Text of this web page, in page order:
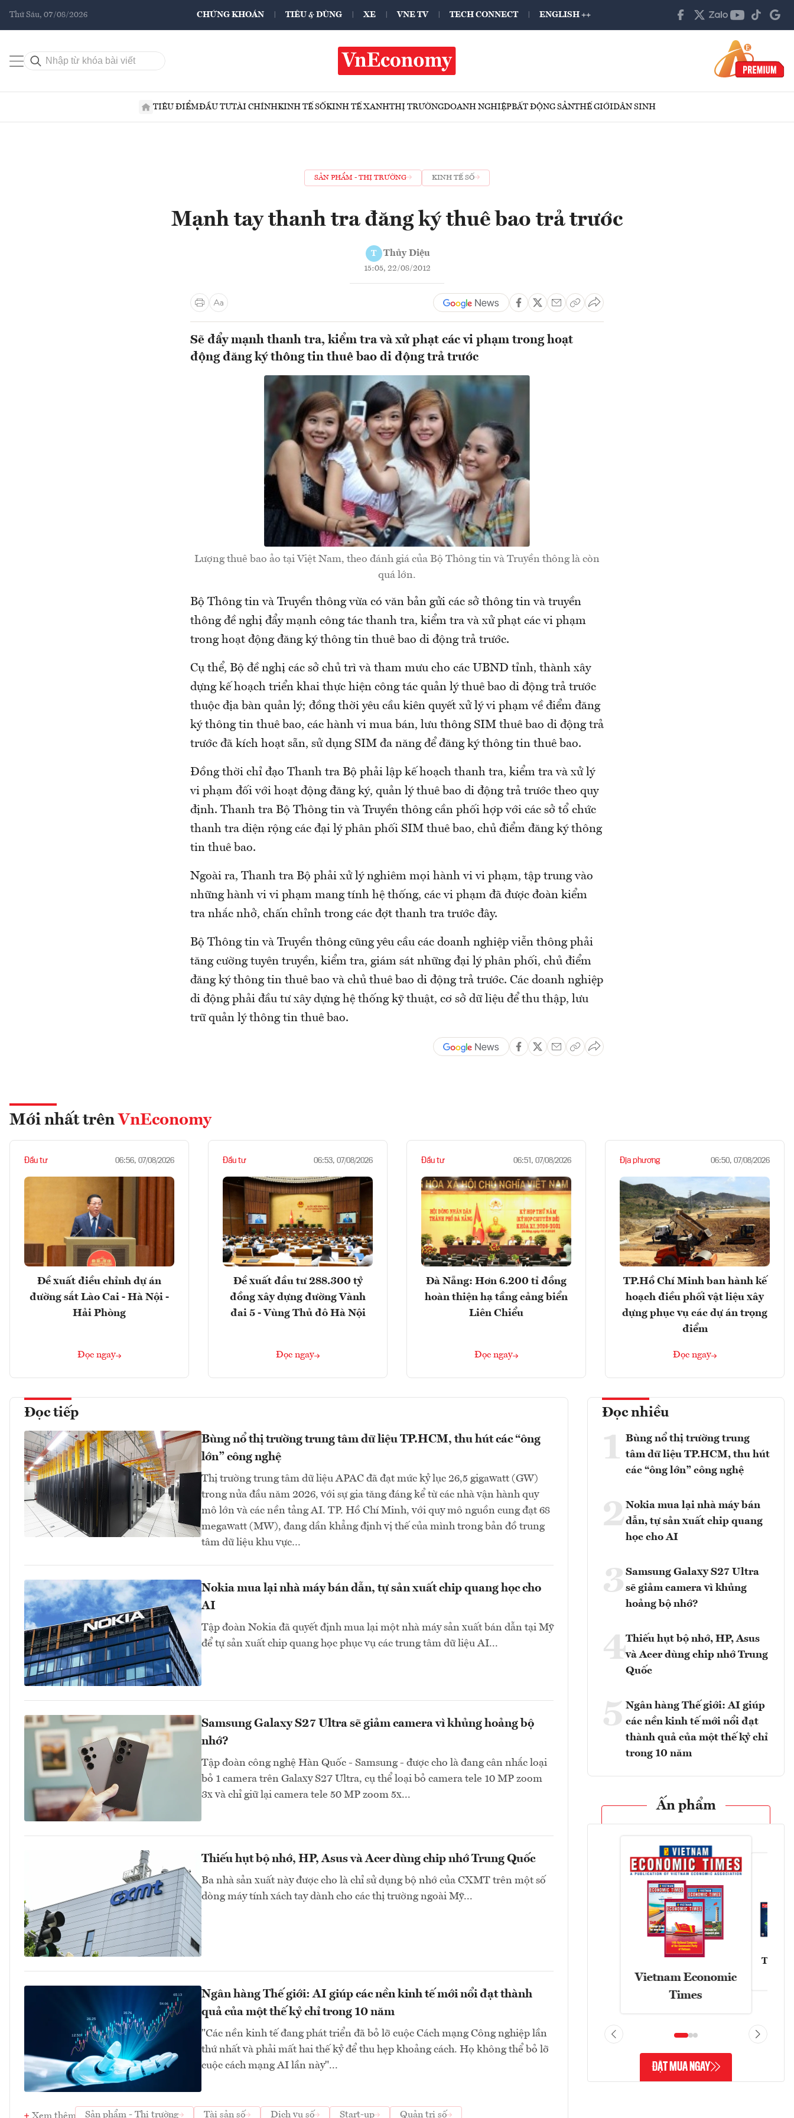
Thứ Sáu, 07/08/2026 CHỨNG KHOÁN TIÊU & DÙNG XE VNE TV TECH CONNECT ENGLISH ++
TIÊU ĐIỂMĐẦU TƯTÀI CHÍNHKINH TẾ SỐKINH TẾ XANHTHỊ TRƯỜNGDOANH NGHIỆPBẤT ĐỘNG SẢNTHẾ GIỚIDÂN SINH
SẢN PHẨM - THỊ TRƯỜNG KINH TẾ SỐ
Mạnh tay thanh tra đăng ký thuê bao trả trước
T Thủy Diệu
15:05, 22/08/2012
Sẽ đẩy mạnh thanh tra, kiểm tra và xử phạt các vi phạm trong hoạt
động đăng ký thông tin thuê bao di động trả trước
Lượng thuê bao ảo tại Việt Nam, theo đánh giá của Bộ Thông tin và Truyền thông là còn
quá lớn.
Bộ Thông tin và Truyền thông vừa có văn bản gửi các sở thông tin và truyền
thông đề nghị đẩy mạnh công tác thanh tra, kiểm tra và xử phạt các vi phạm
trong hoạt động đăng ký thông tin thuê bao di động trả trước.
Cụ thể, Bộ đề nghị các sở chủ trì và tham mưu cho các UBND tỉnh, thành xây
dựng kế hoạch triển khai thực hiện công tác quản lý thuê bao di động trả trước
thuộc địa bàn quản lý; đồng thời yêu cầu kiên quyết xử lý vi phạm về điểm đăng
ký thông tin thuê bao, các hành vi mua bán, lưu thông SIM thuê bao di động trả
trước đã kích hoạt sẵn, sử dụng SIM đa năng để đăng ký thông tin thuê bao.
Đồng thời chỉ đạo Thanh tra Bộ phải lập kế hoạch thanh tra, kiểm tra và xử lý
vi phạm đối với hoạt động đăng ký, quản lý thuê bao di động trả trước theo quy
định. Thanh tra Bộ Thông tin và Truyền thông cần phối hợp với các sở tổ chức
thanh tra diện rộng các đại lý phân phối SIM thuê bao, chủ điểm đăng ký thông
tin thuê bao.
Ngoài ra, Thanh tra Bộ phải xử lý nghiêm mọi hành vi vi phạm, tập trung vào
những hành vi vi phạm mang tính hệ thống, các vi phạm đã được đoàn kiểm
tra nhắc nhở, chấn chỉnh trong các đợt thanh tra trước đây.
Bộ Thông tin và Truyền thông cũng yêu cầu các doanh nghiệp viễn thông phải
tăng cường tuyên truyền, kiểm tra, giám sát những đại lý phân phối, chủ điểm
đăng ký thông tin thuê bao và chủ thuê bao di động trả trước. Các doanh nghiệp
di động phải đầu tư xây dựng hệ thống kỹ thuật, cơ sở dữ liệu để thu thập, lưu
trữ quản lý thông tin thuê bao.
Mới nhất trên VnEconomy
Đầu tư 06:56, 07/08/2026
Đề xuất điều chỉnh dự án
đường sắt Lào Cai - Hà Nội -
Hải Phòng
Đọc ngay
Đầu tư 06:53, 07/08/2026
Đề xuất đầu tư 288.300 tỷ
đồng xây dựng đường Vành
đai 5 - Vùng Thủ đô Hà Nội
Đọc ngay
Đầu tư 06:51, 07/08/2026
Đà Nẵng: Hơn 6.200 tỉ đồng
hoàn thiện hạ tầng cảng biển
Liên Chiểu
Đọc ngay
Địa phương 06:50, 07/08/2026
TP.Hồ Chí Minh ban hành kế
hoạch điều phối vật liệu xây
dựng phục vụ các dự án trọng
điểm
Đọc ngay
Đọc tiếp
Bùng nổ thị trường trung tâm dữ liệu TP.HCM, thu hút các “ông
lớn” công nghệ
Thị trường trung tâm dữ liệu APAC đã đạt mức kỷ lục 26,5 gigawatt (GW)
trong nửa đầu năm 2026, với sự gia tăng đáng kể từ các nhà vận hành quy
mô lớn và các nền tảng AI. TP. Hồ Chí Minh, với quy mô nguồn cung đạt 68
megawatt (MW), đang dần khẳng định vị thế của mình trong bản đồ trung
tâm dữ liệu khu vực…
Nokia mua lại nhà máy bán dẫn, tự sản xuất chip quang học cho
AI
Tập đoàn Nokia đã quyết định mua lại một nhà máy sản xuất bán dẫn tại Mỹ
để tự sản xuất chip quang học phục vụ các trung tâm dữ liệu AI...
Samsung Galaxy S27 Ultra sẽ giảm camera vì khủng hoảng bộ
nhớ?
Tập đoàn công nghệ Hàn Quốc - Samsung - được cho là đang cân nhắc loại
bỏ 1 camera trên Galaxy S27 Ultra, cụ thể loại bỏ camera tele 10 MP zoom
3x và chỉ giữ lại camera tele 50 MP zoom 5x...
Thiếu hụt bộ nhớ, HP, Asus và Acer dùng chip nhớ Trung Quốc
Ba nhà sản xuất này được cho là chỉ sử dụng bộ nhớ của CXMT trên một số
dòng máy tính xách tay dành cho các thị trường ngoài Mỹ...
Ngân hàng Thế giới: AI giúp các nền kinh tế mới nổi đạt thành
quả của một thế kỷ chỉ trong 10 năm
"Các nền kinh tế đang phát triển đã bỏ lỡ cuộc Cách mạng Công nghiệp lần
thứ nhất và phải mất hai thế kỷ để thu hẹp khoảng cách. Họ không thể bỏ lỡ
cuộc cách mạng AI lần này"...
Sản phẩm - Thị trường Tài sản số Dịch vụ số Start-up Quản trị số
Đọc nhiều
1 Bùng nổ thị trường trung
tâm dữ liệu TP.HCM, thu hút
các “ông lớn” công nghệ
2Nokia mua lại nhà máy bán
dẫn, tự sản xuất chip quang
học cho AI
3 Samsung Galaxy S27 Ultra
sẽ giảm camera vì khủng
hoảng bộ nhớ?
4Thiếu hụt bộ nhớ, HP, Asus
và Acer dùng chip nhớ Trung
Quốc
5 Ngân hàng Thế giới: AI giúp
các nền kinh tế mới nổi đạt
thành quả của một thế kỷ chỉ
trong 10 năm
Ấn phẩm
Vietnam Economic
Times
Tạp
ĐẶT MUA NGAY